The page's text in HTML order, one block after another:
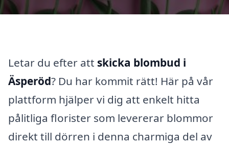
Letar du efter att skicka blombud i
Äsperöd? Du har kommit rätt! Här på vår
plattform hjälper vi dig att enkelt hitta
pålitliga florister som levererar blommor
direkt till dörren i denna charmiga del av